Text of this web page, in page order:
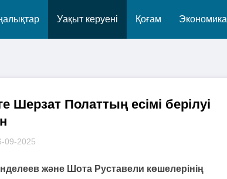
Уақыт керуені Қоғам Экономика
Шерзат Полаттың есімі берілуі
09-2025
және Шота Руставели көшелерінің